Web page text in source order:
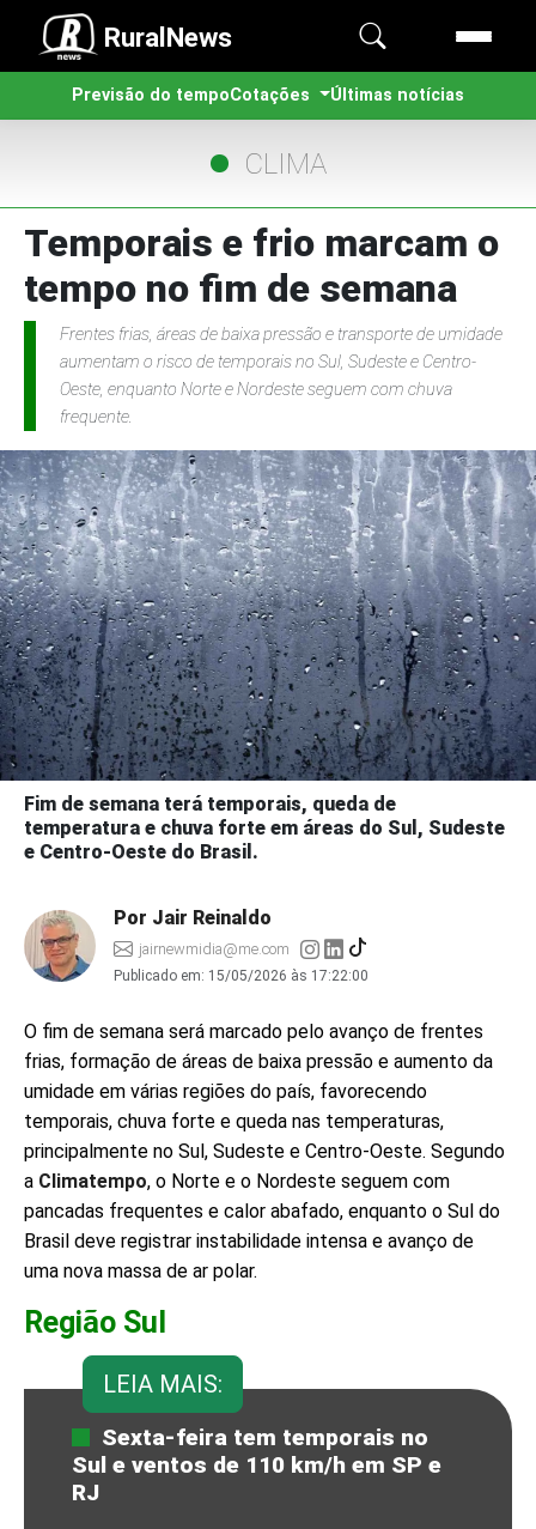
RuralNews
Previsão do tempoCotações Últimas notícias
CLIMA
Temporais e frio marcam o
tempo no fim de semana
Frentes frias, áreas de baixa pressão e transporte de umidade
aumentam o risco de temporais no Sul, Sudeste e Centro-
Oeste, enquanto Norte e Nordeste seguem com chuva
frequente.
Fim de semana terá temporais, queda de
temperatura e chuva forte em áreas do Sul, Sudeste
e Centro-Oeste do Brasil.
Por Jair Reinaldo
jairnewmidia@me.com
Publicado em: 15/05/2026 às 17:22:00
O fim de semana será marcado pelo avanço de frentes
frias, formação de áreas de baixa pressão e aumento da
umidade em várias regiões do país, favorecendo
temporais, chuva forte e queda nas temperaturas,
principalmente no Sul, Sudeste e Centro-Oeste. Segundo
a Climatempo, o Norte e o Nordeste seguem com
pancadas frequentes e calor abafado, enquanto o Sul do
Brasil deve registrar instabilidade intensa e avanço de
uma nova massa de ar polar.
Região Sul
LEIA MAIS:
Sexta-feira tem temporais no
Sul e ventos de 110 km/h em SP e
RJ